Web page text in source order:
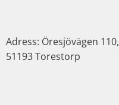
Adress: Öresjövägen 110,
51193 Torestorp